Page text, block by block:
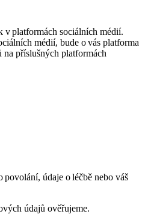
v platformách sociálních médií.
médií, bude o vás platforma
příslušných platformách
povolání, údaje o léčbě nebo váš
údajů ověřujeme.